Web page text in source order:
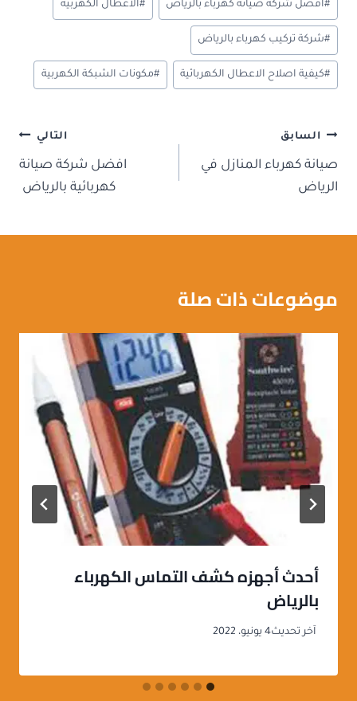
m
y
#افضل شركة صيانة كهرباء بالرياض #الاعطال الكهربية
#شركة تركيب كهرباء بالرياض
#كيفية اصلاح الاعطال الكهربائية #مكونات الشبكة الكهربية
تصفّح
المقالات
السابق
صيانة كهرباء المنازل في
الرياض
التالي
افضل شركة صيانة
كهربائية بالرياض
موضوعات ذات صلة
أحدث أجهزه كشف التماس الكهرباء
بالرياض
آخر تحديث4 يونيو، 2022